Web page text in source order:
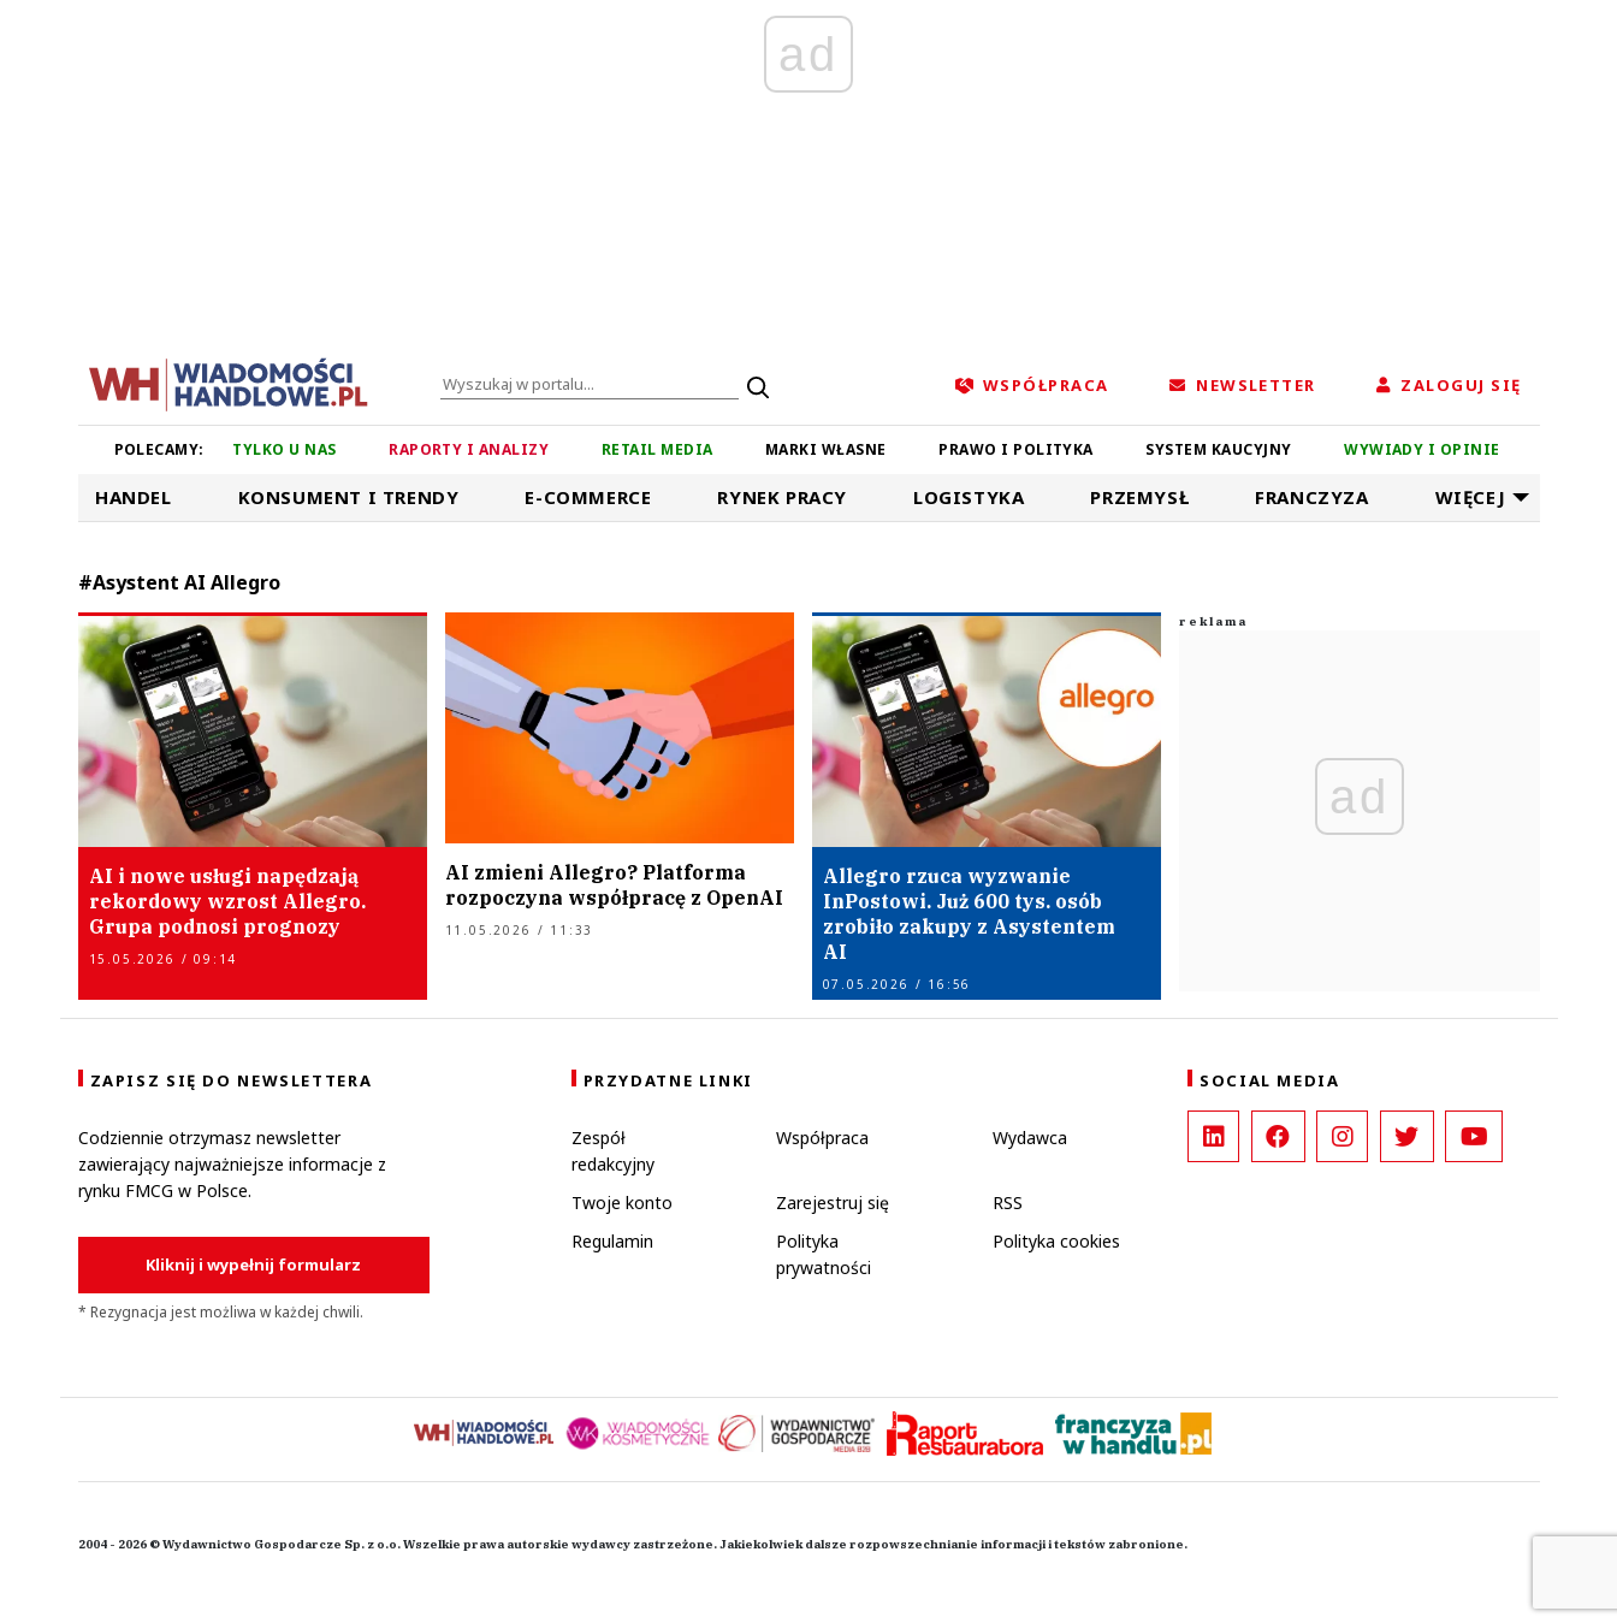
ad
WSPÓŁPRACA NEWSLETTER ZALOGUJ SIĘ
POLECAMY: TYLKO U NAS RAPORTY I ANALIZY RETAIL MEDIA MARKI WŁASNE PRAWO I POLITYKA SYSTEM KAUCYJNY WYWIADY I OPINIE
HANDEL KONSUMENT I TRENDY E-COMMERCE RYNEK PRACY LOGISTYKA PRZEMYSŁ FRANCZYZA WIĘCEJ
#Asystent AI Allegro
AI i nowe usługi napędzają
rekordowy wzrost Allegro.
Grupa podnosi prognozy
15.05.2026 / 09:14
AI zmieni Allegro? Platforma
rozpoczyna współpracę z OpenAI
11.05.2026 / 11:33
Allegro rzuca wyzwanie
InPostowi. Już 600 tys. osób
zrobiło zakupy z Asystentem
AI
07.05.2026 / 16:56
ad
ZAPISZ SIĘ DO NEWSLETTERA
Codziennie otrzymasz newsletter
zawierający najważniejsze informacje z
rynku FMCG w Polsce.
Kliknij i wypełnij formularz
* Rezygnacja jest możliwa w każdej chwili.
PRZYDATNE LINKI
Zespół
redakcyjny
Współpraca Wydawca
Twoje konto Zarejestruj się
RSS
Regulamin
Polityka
prywatności
Polityka cookies
SOCIAL MEDIA
2004 - 2026 © Wydawnictwo Gospodarcze Sp. z o.o. Wszelkie prawa autorskie wydawcy zastrzeżone. Jakiekolwiek dalsze rozpowszechnianie informacji i tekstów zabronione.